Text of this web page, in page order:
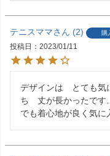
テニスママ 2 購
投稿日
2023/01/11
デザインは　とても気
ち　丈が長かったで
でも着心地が良く気に